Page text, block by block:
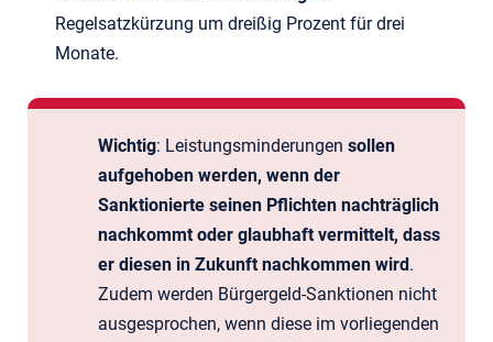
Regelsatzkürzung um dreißig Prozent für drei
Monate.
Wichtig: Leistungsminderungen sollen
aufgehoben werden, wenn der
Sanktionierte seinen Pflichten nachträglich
nachkommt oder glaubhaft vermittelt, dass
er diesen in Zukunft nachkommen wird .
Zudem werden Bürgergeld-Sanktionen nicht
ausgesprochen, wenn diese im vorliegenden